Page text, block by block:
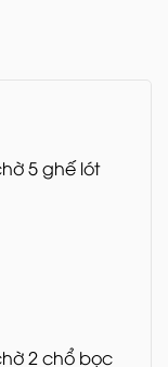
5 ghế lót
2 chổ bọc